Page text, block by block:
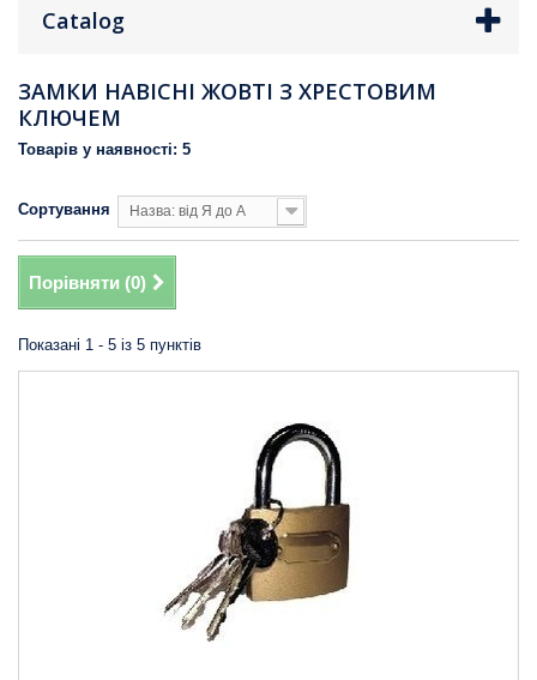
Catalog
ЗАМКИ НАВІСНІ ЖОВТІ З ХРЕСТОВИМ
КЛЮЧЕМ
Товарів у наявності: 5
Сортування Назва: від Я до А
Порівняти (0)
Показані 1 - 5 із 5 пунктів